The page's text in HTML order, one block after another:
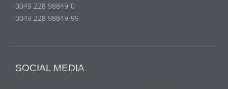
0049 228 98849-0
0049 228 98849-99
SOCIAL MEDIA
die das einwandfreie Funktionieren der Internetseite